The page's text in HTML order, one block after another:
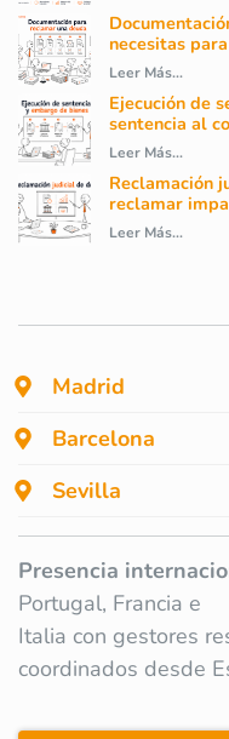
necesitas
Leer Más...
Ejecución de
sentencia al
Leer Más...
Reclamación
reclamar
Leer Más...
Madrid
Barcelona
Sevilla
Presencia
Portugal, Francia e
Italia con gestores
coordinados desde